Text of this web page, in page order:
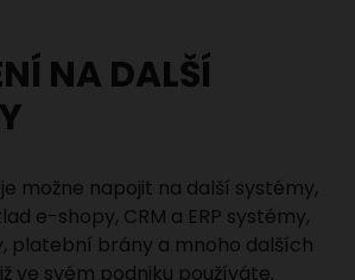
NA DALŠÍ
možne napojit na další systémy,
e-shopy, CRM a ERP systémy,
platební brány a mnoho dalších
ve svém podniku používáte.